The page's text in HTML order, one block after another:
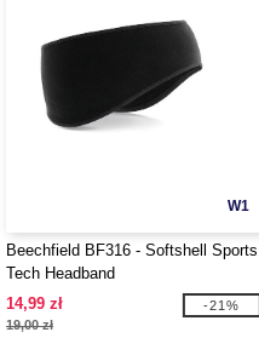
W1
Beechfield BF316 - Softshell Sports
Tech Headband
14,99 zł
19,00 zł
-21%